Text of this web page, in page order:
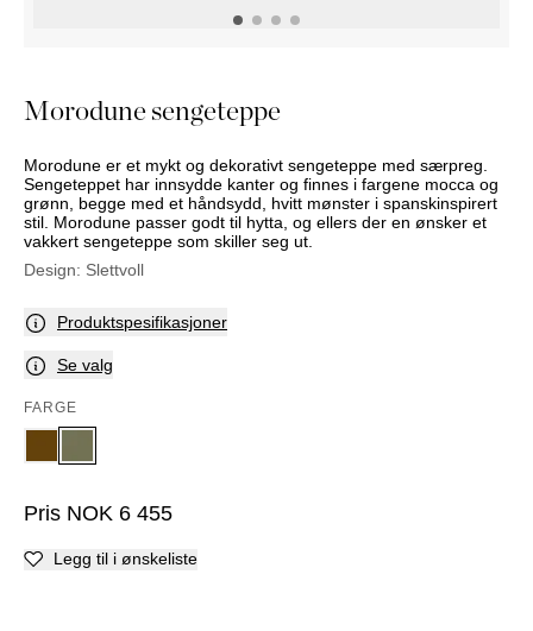
BORDDEKNING
Morodune sengeteppe
Morodune er et mykt og dekorativt sengeteppe med særpreg.
Sengeteppet har innsydde kanter og finnes i fargene mocca og
grønn, begge med et håndsydd, hvitt mønster i spanskinspirert
stil. Morodune passer godt til hytta, og ellers der en ønsker et
vakkert sengeteppe som skiller seg ut.
Design: Slettvoll
Produktspesifikasjoner
Se valg
FARGE
Pris NOK 6 455
Legg til i ønskeliste